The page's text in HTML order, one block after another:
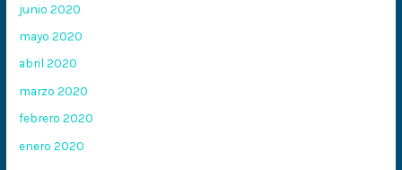
junio 2020
mayo 2020
abril 2020
marzo 2020
febrero 2020
enero 2020